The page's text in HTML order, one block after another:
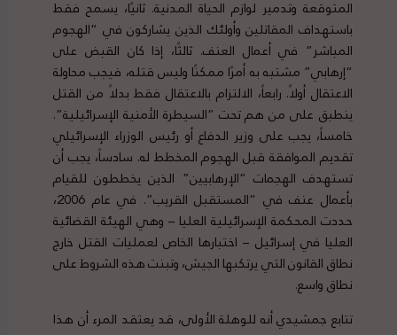
المتوقعة وتدمير لوازم الحياة المدنية. ثانيًا، يسمح فقط
باستهداف المقاتلين وأولئك الذين يشاركون في “الهجوم
المباشر” في أعمال العنف. ثالثًا، إذا كان القبض على
“إرهابي” مشتبه به أمرًا ممكنًا وليس قتله، فيجب محاولة
الاعتقال أولاً. رابعاً، الالتزام بالاعتقال فقط بدلاً من القتل
ينطبق على من هم تحت “السيطرة الأمنية الإسرائيلية”.
خامساً، يجب على وزير الدفاع أو رئيس الوزراء الإسرائيلي
تقديم الموافقة قبل الهجوم المخطط له. سادساً، يجب أن
تستهدف الهجمات “الإرهابيين” الذين يخططون للقيام
بأعمال عنف في “المستقبل القريب”. في عام 2006،
حددت المحكمة الإسرائيلية العليا – وهي الهيئة القضائية
العليا في إسرائيل – اختبارها الخاص لعمليات القتل خارج
نطاق القانون التي يرتكبها الجيش، وتبنت هذه الشروط على
نطاق واسع.
تتابع جمشيدي أنه للوهلة الأولى، قد يعتقد المرء أن هذا